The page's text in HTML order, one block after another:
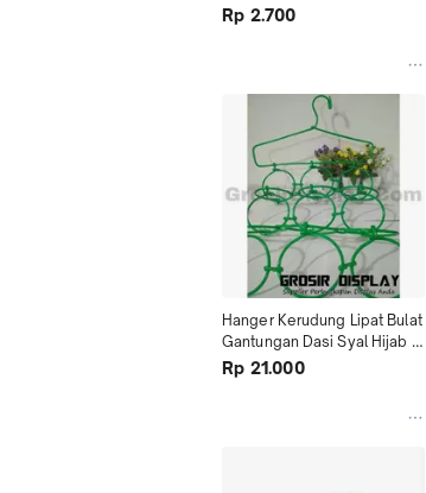
Baju Perlengkapan Toko
Rp 2.700
Hanger Kerudung Lipat Bulat
Gantungan Dasi Syal Hijab
Warna 15Lubang
Rp 21.000